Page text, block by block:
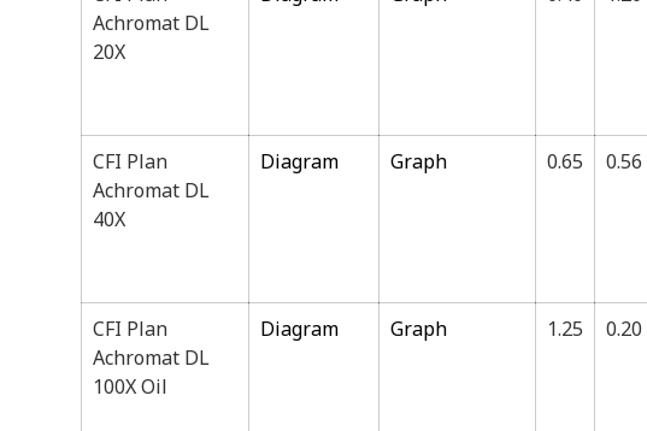
Achromat DL
20X
CFI Plan
Achromat DL
40X
Diagram Graph 0.65 0.56
CFI Plan
Achromat DL
100X Oil
Diagram Graph 1.25 0.20